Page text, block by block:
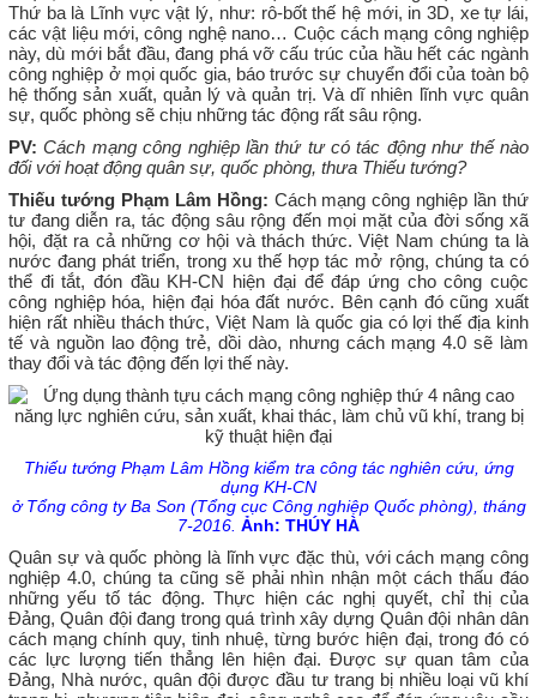
Thứ ba là Lĩnh vực vật lý, như: rô-bốt thế hệ mới, in 3D, xe tự lái,
các vật liệu mới, công nghệ nano… Cuộc cách mạng công nghiệp
này, dù mới bắt đầu, đang phá vỡ cấu trúc của hầu hết các ngành
công nghiệp ở mọi quốc gia, báo trước sự chuyển đổi của toàn bộ
hệ thống sản xuất, quản lý và quản trị. Và dĩ nhiên lĩnh vực quân
sự, quốc phòng sẽ chịu những tác động rất sâu rộng.
PV: Cách mạng công nghiệp lần thứ tư có tác động như thế nào
đối với hoạt động quân sự, quốc phòng, thưa Thiếu tướng?
Thiếu tướng Phạm Lâm Hồng: Cách mạng công nghiệp lần thứ
tư đang diễn ra, tác động sâu rộng đến mọi mặt của đời sống xã
hội, đặt ra cả những cơ hội và thách thức. Việt Nam chúng ta là
nước đang phát triển, trong xu thế hợp tác mở rộng, chúng ta có
thể đi tắt, đón đầu KH-CN hiện đại để đáp ứng cho công cuộc
công nghiệp hóa, hiện đại hóa đất nước. Bên cạnh đó cũng xuất
hiện rất nhiều thách thức, Việt Nam là quốc gia có lợi thế địa kinh
tế và nguồn lao động trẻ, dồi dào, nhưng cách mạng 4.0 sẽ làm
thay đổi và tác động đến lợi thế này.
Thiếu tướng Phạm Lâm Hồng kiểm tra công tác nghiên cứu, ứng
dụng KH-CN
ở Tổng công ty Ba Son (Tổng cục Công nghiệp Quốc phòng), tháng
7-2016. Ảnh: THÚY HÀ
Quân sự và quốc phòng là lĩnh vực đặc thù, với cách mạng công
nghiệp 4.0, chúng ta cũng sẽ phải nhìn nhận một cách thấu đáo
những yếu tố tác động. Thực hiện các nghị quyết, chỉ thị của
Đảng, Quân đội đang trong quá trình xây dựng Quân đội nhân dân
cách mạng chính quy, tinh nhuệ, từng bước hiện đại, trong đó có
các lực lượng tiến thẳng lên hiện đại. Được sự quan tâm của
Đảng, Nhà nước, quân đội được đầu tư trang bị nhiều loại vũ khí